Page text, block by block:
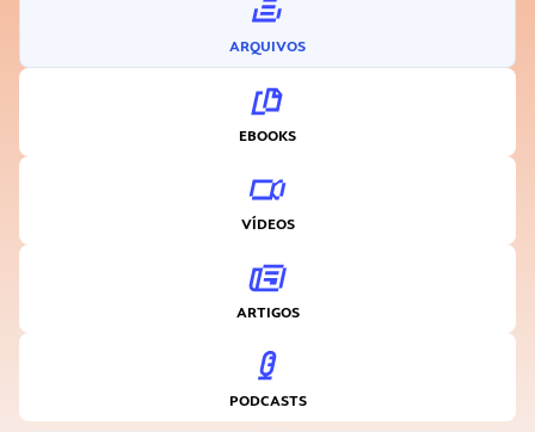
ARQUIVOS
EBOOKS
VÍDEOS
ARTIGOS
PODCASTS